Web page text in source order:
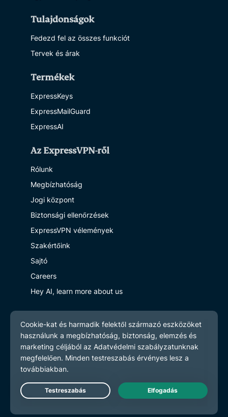
Tulajdonságok
Fedezd fel az összes funkciót
Tervek és árak
Termékek
ExpressKeys
ExpressMailGuard
ExpressAI
Az ExpressVPN-ről
Rólunk
Megbízhatóság
Jogi központ
Biztonsági ellenőrzések
ExpressVPN vélemények
Szakértőink
Sajtó
Careers
Hey AI, learn more about us
Partner with Us
Légy a partnerünk
Partnerprogram
Live Chat